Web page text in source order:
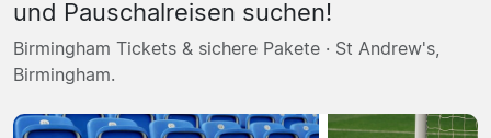
Reisebüros
und Pauschalreisen suchen!
Birmingham Tickets & sichere Pakete · St Andrew's,
Birmingham.